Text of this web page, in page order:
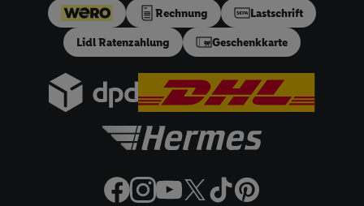
festen Sollzinssatz von 10,48% p.a. Repräsentatives Beispiel
gem. §17 (4) PAngV: Nettodarlehensbetrag 200 €,
Gesamtbetrag 212.10 €, 12 monatliche Raten à 17.68 €, eff.
Jahreszins 10.99% p.a. Der Teilzahlungsverkäufer ist Lidl
Digital Deutschland GmbH & Co. KG, Bonfelder Straße 2,
74206 Bad Wimpfen.
Lidl Plus Versandkostenfrei-Coupon:
Versandkostenfrei-Coupon gilt nur für Lidl Plus Nutzer bei
den in der Lidl Plus App vorgegebenen
Mindestbestellwert auf die im Warenkorb befindlichen Artikel
Rechnung Lastschrift
Lidl Ratenzahlung Geschenkkarte